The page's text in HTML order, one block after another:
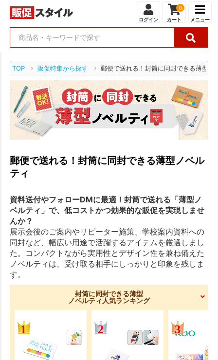
ログイン
0
カート メニュー
TOP 販促特集から探す 郵便で送れる！封筒に同封できる薄型ノ
郵便で送れる！封筒に同封できる薄型ノベル
ティ
資料送付やフォローDMに最適！封筒で送れる「薄型ノ
ベルティ」で、低コストかつ効果的な販促を実現しませ
んか？
展示会後のご案内やリピーター施策、学校案内資料への
同封など、幅広い用途で活躍するアイテムを厳選しまし
た。コンパクトながら実用性とデザイン性を兼ね備えた
ノベルティは、受け取る相手にしっかりと印象を残しま
す。
封筒に同封できる薄型
ノベルティ人気ランキング